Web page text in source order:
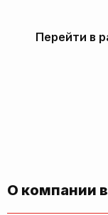
Перейти в
О компании